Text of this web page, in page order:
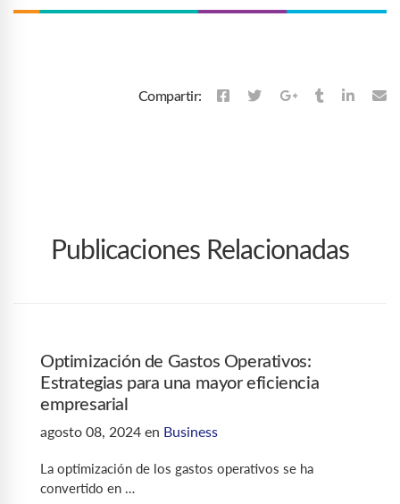
Compartir:
Publicaciones Relacionadas
Optimización de Gastos Operativos:
Estrategias para una mayor eficiencia
empresarial
agosto 08, 2024 en Business
La optimización de los gastos operativos se ha
convertido en …